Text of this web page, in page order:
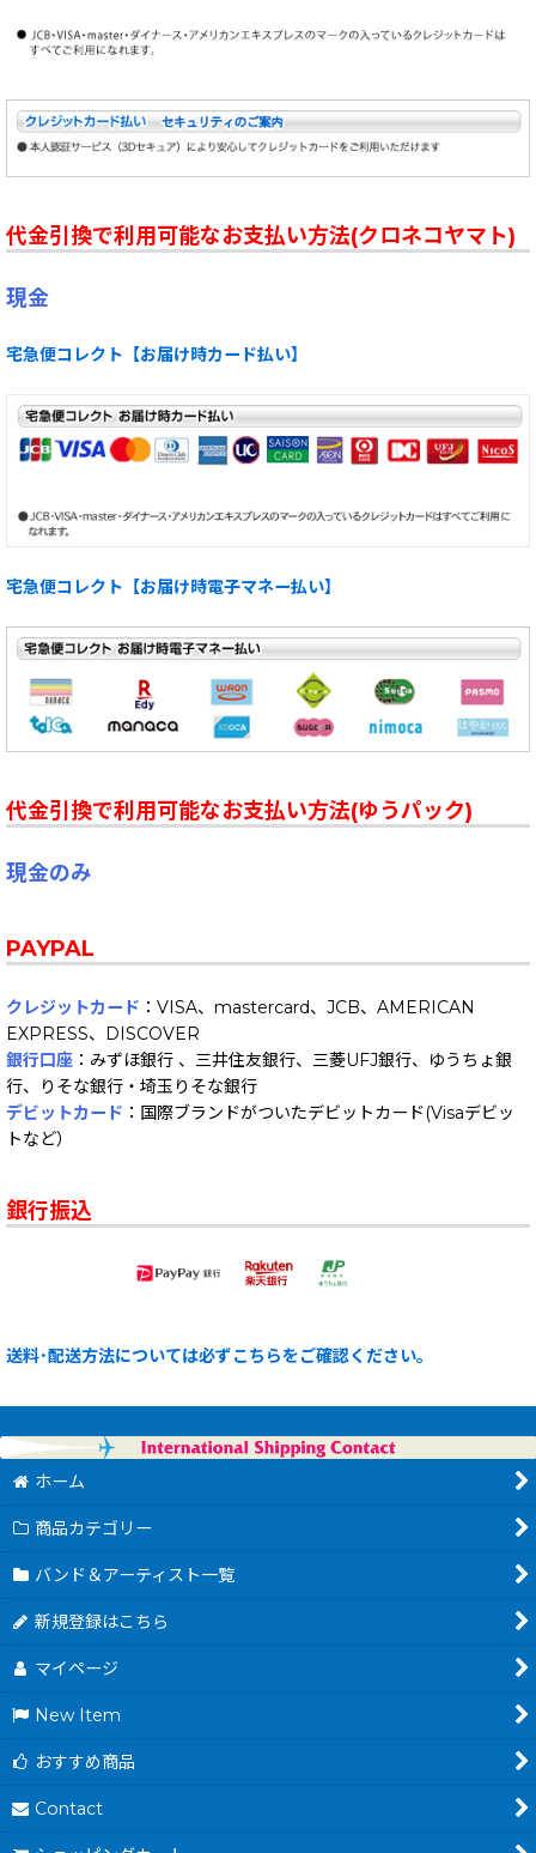
代金引換で利用可能なお支払い方法(クロネコヤマト)
現金
宅急便コレクト【お届け時カード払い】
宅急便コレクト【お届け時電子マネー払い】
代金引換で利用可能なお支払い方法(ゆうパック)
現金のみ
PAYPAL
クレジットカード ：VISA、mastercard、JCB、AMERICAN
EXPRESS、DISCOVER
銀行口座 ：みずほ銀行 、三井住友銀行、三菱UFJ銀行、ゆうちょ銀
行、りそな銀行・埼玉りそな銀行
デビットカード ：国際ブランドがついたデビットカード(Visaデビッ
トなど）
銀行振込
送料･配送方法については必ずこちらをご確認ください。
ホーム
商品カテゴリー
バンド＆アーティスト一覧
新規登録はこちら
マイページ
New Item
おすすめ商品
Contact